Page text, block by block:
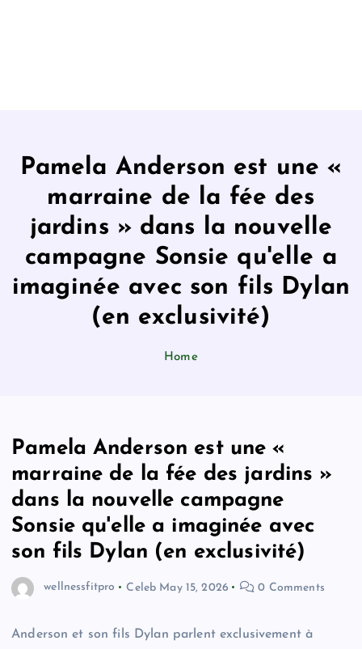
Pamela Anderson est une «
marraine de la fée des
jardins » dans la nouvelle
campagne Sonsie qu'elle a
imaginée avec son fils Dylan
(en exclusivité)
Home
Pamela Anderson est une «
marraine de la fée des jardins »
dans la nouvelle campagne
Sonsie qu'elle a imaginée avec
son fils Dylan (en exclusivité)
wellnessfitpro Celeb May 15, 2026 0 Comments
Anderson et son fils Dylan parlent exclusivement à